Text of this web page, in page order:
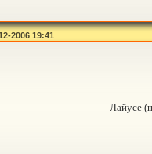
2006 19:41
Лайусе